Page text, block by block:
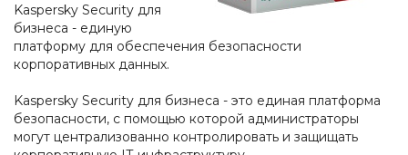
Kaspersky Security для
бизнеса - единую
платформу для обеспечения безопасности
корпоративных данных.
Kaspersky Security для бизнеса - это единая платформа
безопасности, с помощью которой администраторы
могут централизованно контролировать и защищать